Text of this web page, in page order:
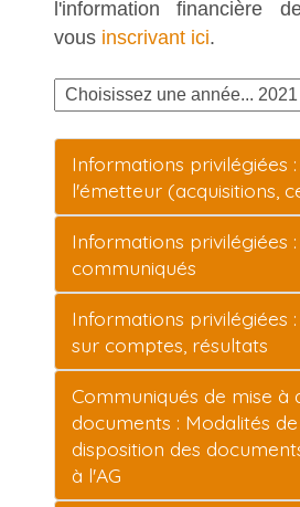
l'information financière
vous inscrivant ici.
Informations privilégiées
l'émetteur (acquisitions,
Informations privilégiées
communiqués
Informations privilégiées
sur comptes, résultats
Communiqués de mise à
documents : Modalités
disposition des
à l'AG